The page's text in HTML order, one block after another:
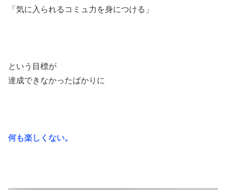
「気に入られるコミュ力を身につける」
という目標が
達成できなかったばかりに
何も楽しくない。